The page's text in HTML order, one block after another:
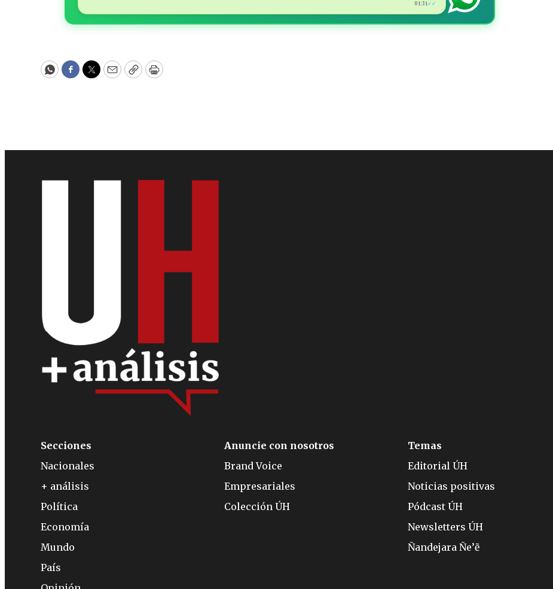
01:31✓✓
WhatsApp
Facebook
Twitter
EmailCopyPrint
Secciones
Nacionales
+ análisis
Política
Economía
Mundo
País
Anuncie con nosotros
Brand Voice
Empresariales
Colección ÚH
Temas
Editorial ÚH
Noticias positivas
Pódcast ÚH
Newsletters ÚH
Ñandejara Ñe’ẽ